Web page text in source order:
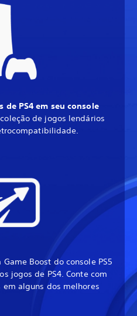
de PS4 em seu console
de jogos lendários
Boost do console PS5
jogos de PS4. Conte com
alguns dos melhores